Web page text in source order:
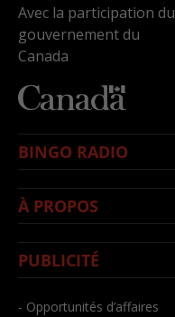
Avec la participation du
gouvernement du
Canada
BINGO RADIO
À PROPOS
PUBLICITÉ
- Opportunités d’affaires